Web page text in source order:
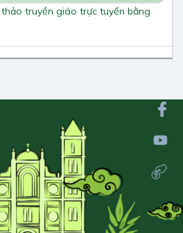
truyền giáo trực tuyến bằng